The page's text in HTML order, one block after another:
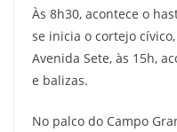
Às 8h30, acontece o
se inicia o cortejo
Avenida Sete, às 15h,
e balizas.
No palco do Campo